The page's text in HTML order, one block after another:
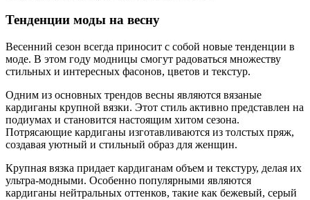
Тенденции моды на весну
Весенний сезон всегда приносит с собой новые тенденции в
моде. В этом году модницы смогут радоваться множеству
стильных и интересных фасонов, цветов и текстур.
Одним из основных трендов весны являются вязаные
кардиганы крупной вязки. Этот стиль активно представлен на
подиумах и становится настоящим хитом сезона.
Потрясающие кардиганы изготавливаются из толстых пряж,
создавая уютный и стильный образ для женщин.
Крупная вязка придает кардиганам объем и текстуру, делая их
ультра-модными. Особенно популярными являются
кардиганы нейтральных оттенков, такие как бежевый, серый